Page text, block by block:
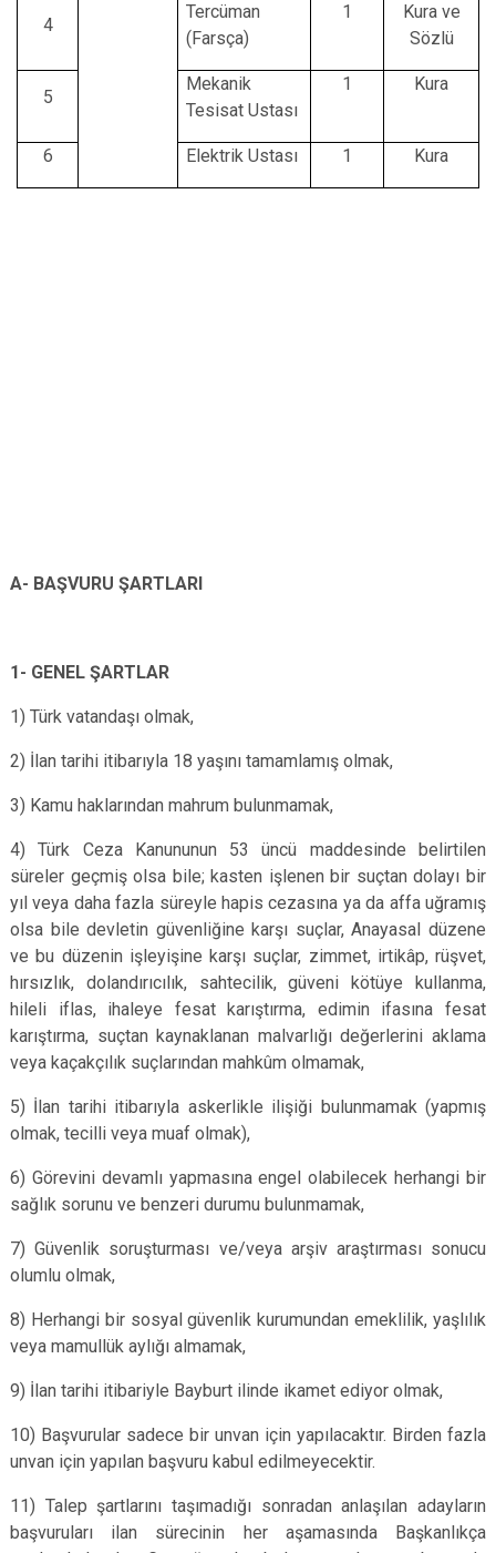
4
Tercüman
(Farsça)
1
Kura ve
Sözlü
5
Mekanik
Tesisat Ustası
1 Kura
6 Elektrik Ustası 1 Kura
A- BAŞVURU ŞARTLARI
1- GENEL ŞARTLAR
1) Türk vatandaşı olmak,
2) İlan tarihi itibarıyla 18 yaşını tamamlamış olmak,
3) Kamu haklarından mahrum bulunmamak,
4) Türk Ceza Kanununun 53 üncü maddesinde belirtilen
süreler geçmiş olsa bile; kasten işlenen bir suçtan dolayı bir
yıl veya daha fazla süreyle hapis cezasına ya da affa uğramış
olsa bile devletin güvenliğine karşı suçlar, Anayasal düzene
ve bu düzenin işleyişine karşı suçlar, zimmet, irtikâp, rüşvet,
hırsızlık, dolandırıcılık, sahtecilik, güveni kötüye kullanma,
hileli iflas, ihaleye fesat karıştırma, edimin ifasına fesat
karıştırma, suçtan kaynaklanan malvarlığı değerlerini aklama
veya kaçakçılık suçlarından mahkûm olmamak,
5) İlan tarihi itibarıyla askerlikle ilişiği bulunmamak (yapmış
olmak, tecilli veya muaf olmak),
6) Görevini devamlı yapmasına engel olabilecek herhangi bir
sağlık sorunu ve benzeri durumu bulunmamak,
7) Güvenlik soruşturması ve/veya arşiv araştırması sonucu
olumlu olmak,
8) Herhangi bir sosyal güvenlik kurumundan emeklilik, yaşlılık
veya mamullük aylığı almamak,
9) İlan tarihi itibariyle Bayburt ilinde ikamet ediyor olmak,
10) Başvurular sadece bir unvan için yapılacaktır. Birden fazla
unvan için yapılan başvuru kabul edilmeyecektir.
11) Talep şartlarını taşımadığı sonradan anlaşılan adayların
başvuruları ilan sürecinin her aşamasında Başkanlıkça